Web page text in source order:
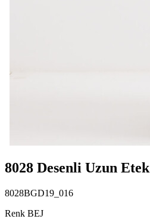
8028 Desenli Uzun Etek
8028BGD19_016
Renk BEJ